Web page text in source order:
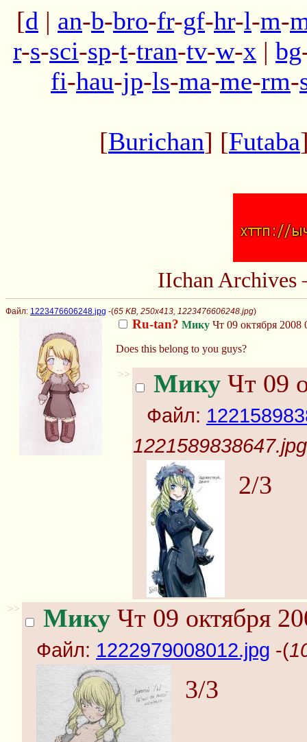
[d | an-b-bro-fr-gf-hr-l-m-
r-s-sci-sp-t-tran-tv-w-x | bg
fi-hau-jp-ls-ma-me-rm-
[Burichan] [Futaba
IIchan
Файл: 1223476606248.jpg -(65 KB, 250x413, 1223476606248.jpg)
Ru-tan? Мику Чт 09 октября 2008
Does this belong to you guys?
>> Мику Чт 09
Файл:
1221589838647.jpg
2/3
>> Мику Чт 09 октября
Файл: 1222979008012.jpg -(
3/3